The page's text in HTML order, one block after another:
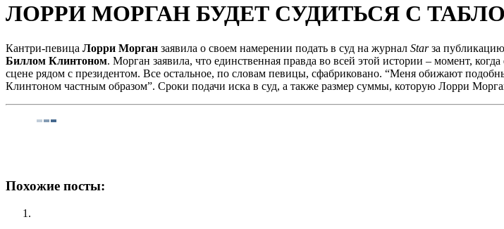
ЛОРРИ МОРГАН БУДЕТ СУДИТЬСЯ С
Кантри-певица Лорри Морган заявила о своем намерении подать в суд на журнал Starза публикацию
Биллом Клинтоном. Морган заявила, что единственная правда во всей этой истории – момент,
сцене рядом с президентом. Все остальное, по словам певицы, сфабриковано. “Меня обижают
Клинтоном частным образом”. Сроки подачи иска в суд, а также размер суммы, которую Лорри
Похожие посты: